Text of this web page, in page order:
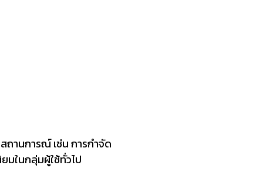
านการณ์ เช่น การกำจัด
มในกลุ่มผู้ใช้ทั่วไป